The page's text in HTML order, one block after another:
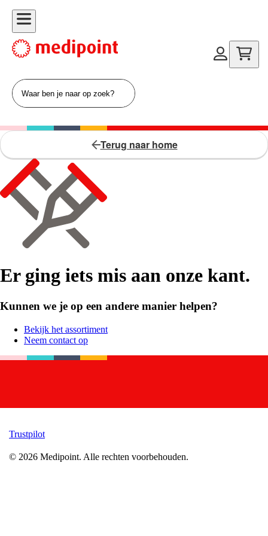
Terug naar home
Er ging iets mis aan onze kant.
Kunnen we je op een andere manier helpen?
Bekijk het assortiment
Neem contact op
Trustpilot
© 2026 Medipoint. Alle rechten voorbehouden.